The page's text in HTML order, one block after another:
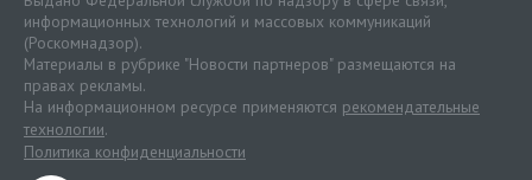
информационных технологий и массовых коммуникаций
(Роскомнадзор).
Материалы в рубрике "Новости партнеров" размещаются на
правах рекламы.
На информационном ресурсе применяются рекомендательные
технологии.
Политика конфиденциальности